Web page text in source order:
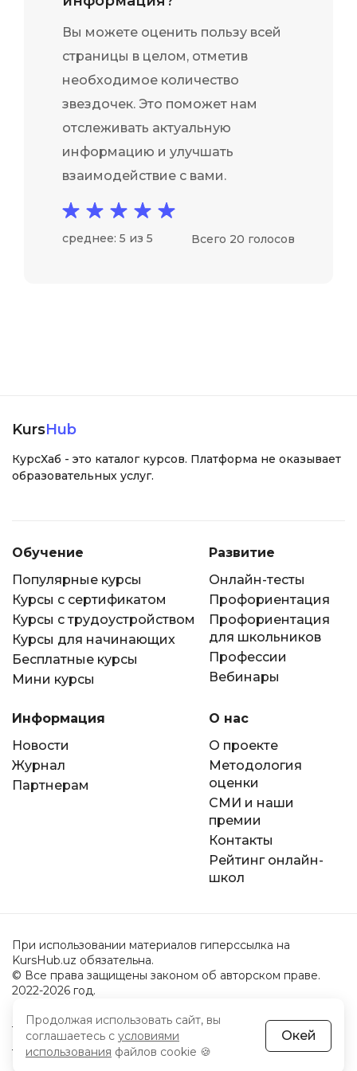
Вы можете оценить пользу всей
страницы в целом, отметив
необходимое количество
звездочек. Это поможет нам
отслеживать актуальную
информацию и улучшать
взаимодействие с вами.
среднее: 5 из 5 Всего 20 голосов
KursHub
КурсХаб - это каталог курсов. Платформа не оказывает
образовательных услуг.
Обучение
Популярные курсы
Курсы с сертификатом
Курсы с трудоустройством
Курсы для начинающих
Бесплатные курсы
Мини курсы
Развитие
Онлайн-тесты
Профориентация
Профориентация
для школьников
Профессии
Вебинары
Информация
Новости
Журнал
Партнерам
О нас
О проекте
Методология
оценки
СМИ и наши
премии
Контакты
Рейтинг онлайн-
школ
При использовании материалов гиперссылка на
KursHub.uz обязательна.
© Все права защищены законом об авторском праве.
2022-2026 год.
Пользовательское соглашение
Политика обработки персональных данных
Продолжая использовать сайт, вы
соглашаетесь с условиями
использования файлов cookie 🍪
Окей